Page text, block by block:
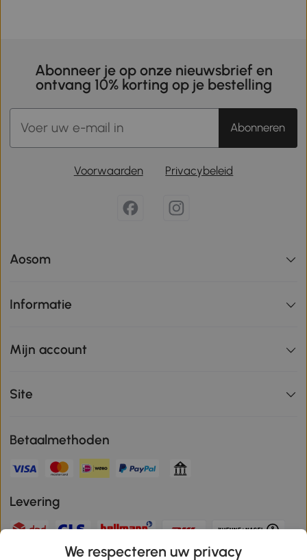
Abonneer je op onze nieuwsbrief en
ontvang 10% korting op je bestelling
Abonneren
Voorwaarden Privacybeleid
Aosom
Informatie
Mijn account
Site
Betaalmethoden
Levering
We respecteren uw privacy